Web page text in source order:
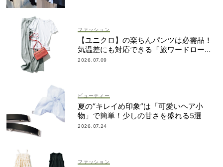
ファッション
【ユニクロ】の楽ちんパンツは必需品！
気温差にも対応できる「旅ワードロー
ブ」7選
2026.07.09
ビューティー
夏の“キレイめ印象”は「可愛いヘア小
物」で簡単！少しの甘さを盛れる5選
2026.07.24
ファッション